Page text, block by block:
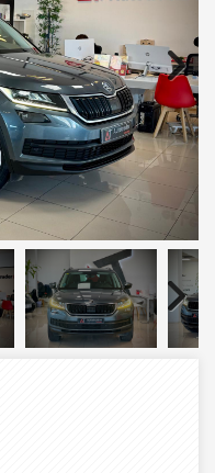
Next
Next